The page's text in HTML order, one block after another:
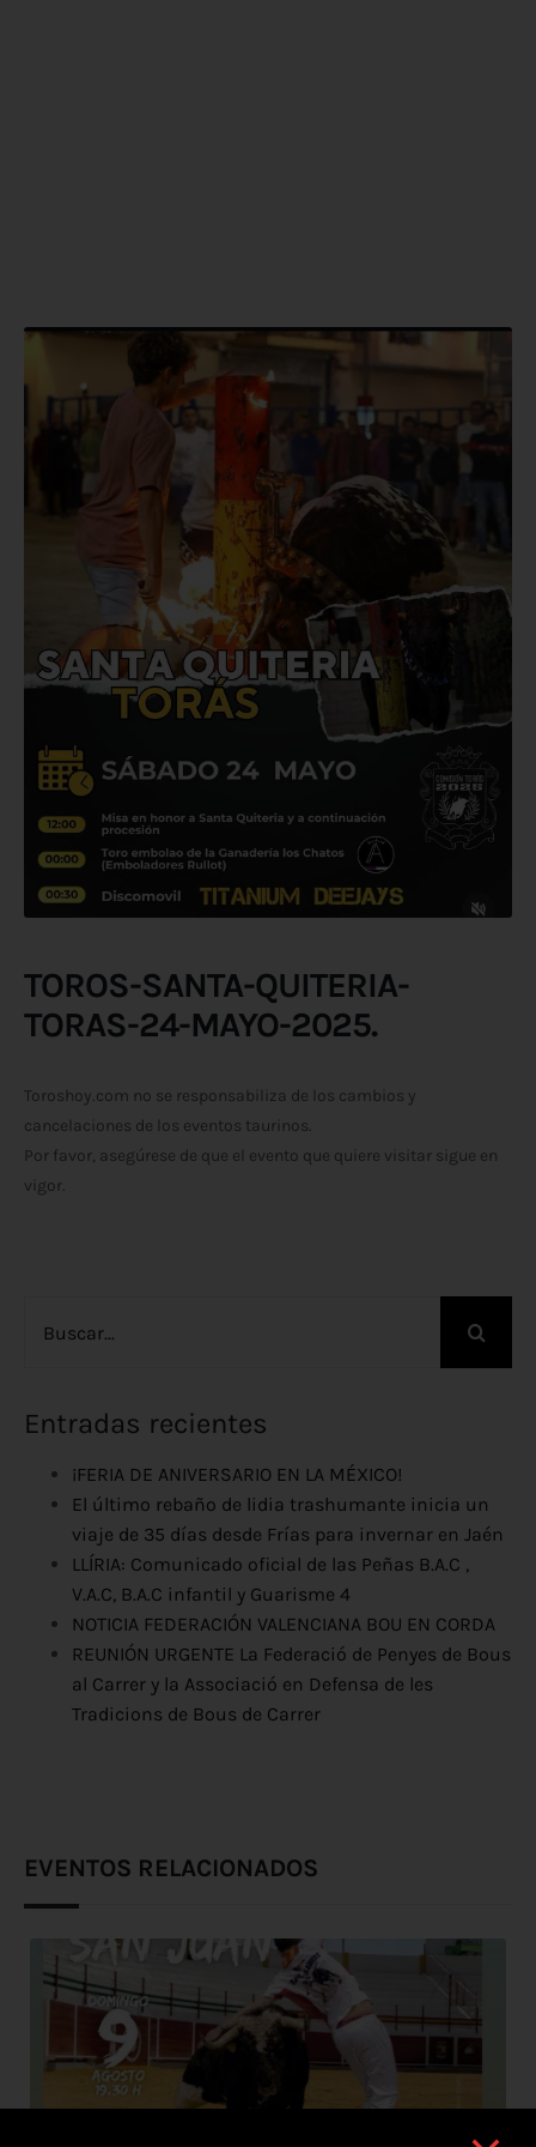
TOROS-SANTA-QUITERIA-
TORAS-24-MAYO-2025.
Toroshoy.com no se responsabiliza de los cambios y
cancelaciones de los eventos taurinos.
Por favor, asegúrese de que el evento que quiere visitar sigue en
vigor.
Entradas recientes
¡FERIA DE ANIVERSARIO EN LA MÉXICO!
El último rebaño de lidia trashumante inicia un
viaje de 35 días desde Frías para invernar en Jaén
LLÍRIA: Comunicado oficial de las Peñas B.A.C ,
V.A.C, B.A.C infantil y Guarisme 4
NOTICIA FEDERACIÓN VALENCIANA BOU EN CORDA
REUNIÓN URGENTE La Federació de Penyes de Bous
al Carrer y la Associació en Defensa de les
Tradicions de Bous de Carrer
EVENTOS RELACIONADOS